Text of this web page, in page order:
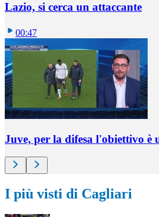
Lazio, si cerca un attaccante
00:47
Juve, per la difesa l'obiettivo è
I più visti di Cagliari